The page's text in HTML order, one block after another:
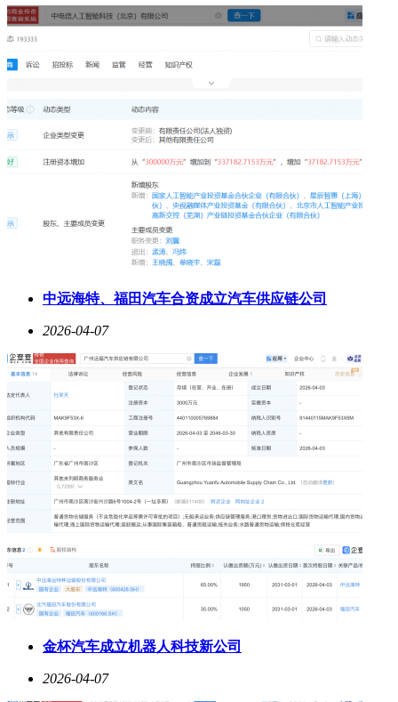
中远海特、福田汽车合资成立汽车供应链公司
2026-04-07
金杯汽车成立机器人科技新公司
2026-04-07